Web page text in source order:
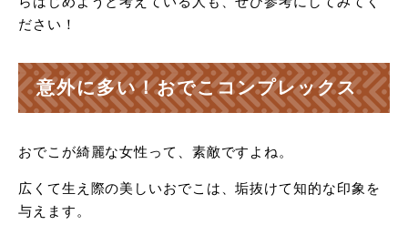
ださい！
意外に多い！おでこコンプレックス
おでこが綺麗な女性って、素敵ですよね。
広くて生え際の美しいおでこは、垢抜けて知的な印象を
与えます。